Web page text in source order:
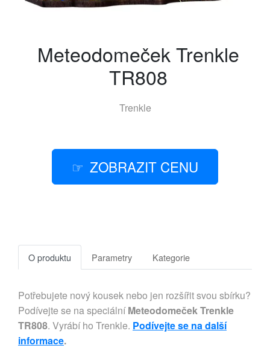
Meteodomeček Trenkle
TR808
Trenkle
ZOBRAZIT CENU
O produktu Parametry Kategorie
Potřebujete nový kousek nebo jen rozšířit svou sbírku?
Podívejte se na speciálníMeteodomeček Trenkle
TR808. Vyrábí ho Trenkle. Podívejte se na další
informace.